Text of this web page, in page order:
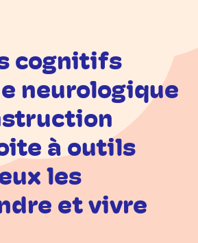
cognitifs
neurologique
à outils
les
et vivre